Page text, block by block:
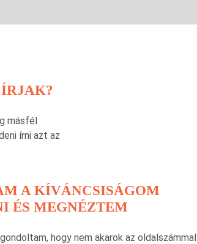
másfél
írni azt az
A KÍVÁNCSISÁGOM
ÉS MEGNÉZTEM
hogy nem akarok az oldalszámmal